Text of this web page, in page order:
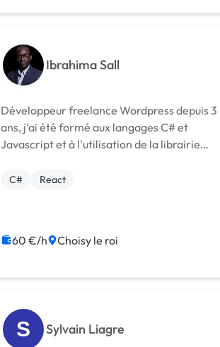
Ibrahima Sall
Développeur freelance Wordpress depuis 3
ans, j'ai été formé aux langages C# et
Javascript et à l'utilisation de la librairie
cherche donc des missions avec ces deux
C# React
60 €/h Choisy le roi
S Sylvain Liagre